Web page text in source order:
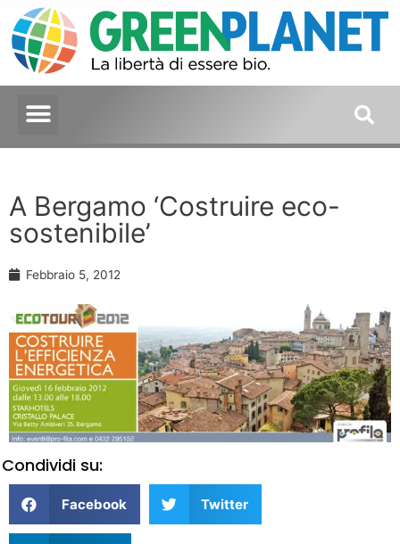
A Bergamo ‘Costruire eco-
sostenibile’
Febbraio 5, 2012
Condividi su:
Facebook Twitter